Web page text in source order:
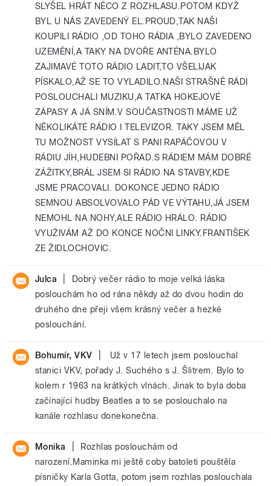
SLYŠEL HRÁT NĚCO Z ROZHLASU.POTOM KDYŽ
BYL U NÁS ZAVEDENÝ EL.PROUD,TAK NAŠI
KOUPILI RÁDIO ,OD TOHO RÁDIA ,BYLO ZAVEDENO
UZEMĚNÍ,A TAKY NA DVOŘE ANTÉNA.BYLO
ZAJIMAVÉ TOTO RÁDIO LADIT,TO VŠELIJAK
PÍSKALO,AŽ SE TO VYLADILO.NAŠI STRAŠNĚ RÁDI
POSLOUCHALI MUZIKU,A TATKA HOKEJOVÉ
ZÁPASY A JÁ SNÍM.V SOUČASTNOSTI MÁME UŽ
NĚKOLIKÁTÉ RÁDIO I TELEVIZOR. TAKY JSEM MĚL
TU MOŽNOST VYSÍLAT S PANI RAPÁČOVOU V
RÁDIU JÍH,HUDEBNI POŘAD.S RÁDIEM MÁM DOBRÉ
ZÁŽITKY,BRÁL JSEM SI RÁDIO NA STAVBY,KDE
JSME PRACOVALI. DOKONCE JEDNO RÁDIO
SEMNOU ABSOLVOVALO PÁD VE VÝTAHU,JÁ JSEM
NEMOHL NA NOHY,ALE RÁDIO HRÁLO. RÁDIO
VYUŽIVÁM AŽ DO KONCE NOČNI LINKY.FRANTIŠEK
ZE ŽIDLOCHOVIC.
Julca
Dobrý večer rádio to moje velká láska
poslouchám ho od rána někdy až do dvou hodin do
druhého dne přeji všem krásný večer a hezké
poslouchání.
Bohumír, VKV
Už v 17 letech jsem poslouchal
stanici VKV, pořady J. Suchého s J. Šlitrem. Bylo to
kolem r 1963 na krátkých vlnách. Jinak to byla doba
začínající hudby Beatles a to se poslouchalo na
kanále rozhlasu donekonečna.
Monika
Rozhlas poslouchám od
narození.Maminka mi ještě coby batoleti pouštěla
písničky Karla Gotta, potom jsem rozhlas poslouchala